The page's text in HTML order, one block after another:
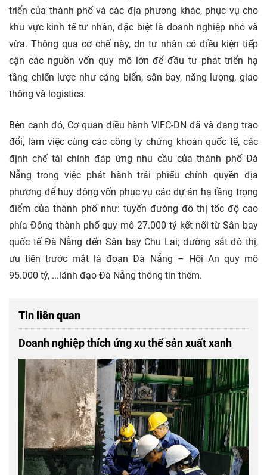
triển của thành phố và các địa phương khác, phục vụ cho
khu vực kinh tế tư nhân, đặc biệt là doanh nghiệp nhỏ và
vừa. Thông qua cơ chế này, dn tư nhân có điều kiện tiếp
cận các nguồn vốn quy mô lớn để đầu tư phát triển hạ
tầng chiến lược như cảng biển, sân bay, năng lượng, giao
thông và logistics.
Bên cạnh đó, Cơ quan điều hành VIFC-DN đã và đang trao
đổi, làm việc cùng các công ty chứng khoán quốc tế, các
định chế tài chính đáp ứng nhu cầu của thành phố Đà
Nẵng trong việc phát hành trái phiếu chính quyền địa
phương để huy động vốn phục vụ các dự án hạ tầng trọng
điểm của thành phố như: tuyến đường đô thị tốc độ cao
phía Đông thành phố quy mô 27.000 tỷ kết nối từ Sân bay
quốc tế Đà Nẵng đến Sân bay Chu Lai; đường sắt đô thị,
ưu tiên trước mắt là đoạn Đà Nẵng – Hội An quy mô
95.000 tỷ, ...lãnh đạo Đà Nẵng thông tin thêm.
Tin liên quan
Doanh nghiệp thích ứng xu thế sản xuất xanh